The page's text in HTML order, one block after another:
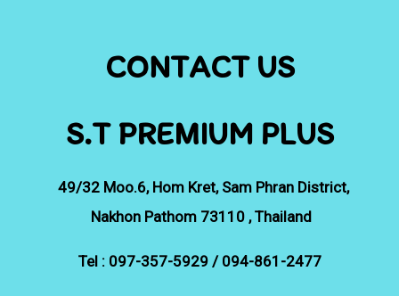
CONTACT US
S.T PREMIUM PLUS
49/32 Moo.6, Hom Kret, Sam Phran District,
Nakhon Pathom 73110 , Thailand
Tel : 097-357-5929 / 094-861-2477